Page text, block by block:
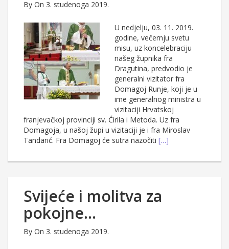
By On 3. studenoga 2019.
U nedjelju, 03. 11. 2019.
godine, večernju svetu
misu, uz koncelebraciju
našeg župnika fra
Dragutina, predvodio je
generalni vizitator fra
Domagoj Runje, koji je u
ime generalnog ministra u
vizitaciji Hrvatskoj
franjevačkoj provinciji sv. Ćirila i Metoda. Uz fra
Domagoja, u našoj župi u vizitaciji je i fra Miroslav
Tandarić. Fra Domagoj će sutra nazočiti […]
Svijeće i molitva za
pokojne…
By On 3. studenoga 2019.